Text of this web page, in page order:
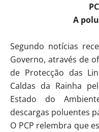
A
Segundo notícias
Governo, através de
de Protecção das
Caldas da Rainha
Estado do
descargas poluentes
O PCP relembra que